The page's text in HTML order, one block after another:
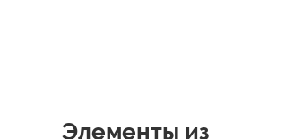
Элементы из